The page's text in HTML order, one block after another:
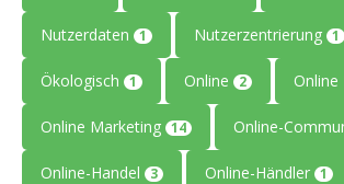
Nutzerdaten 1 Nutzerzentrierung 1
Ökologisch 1 Online 2 Online
Online Marketing 14 Online-
Online-Handel 3 Online-Händler 1